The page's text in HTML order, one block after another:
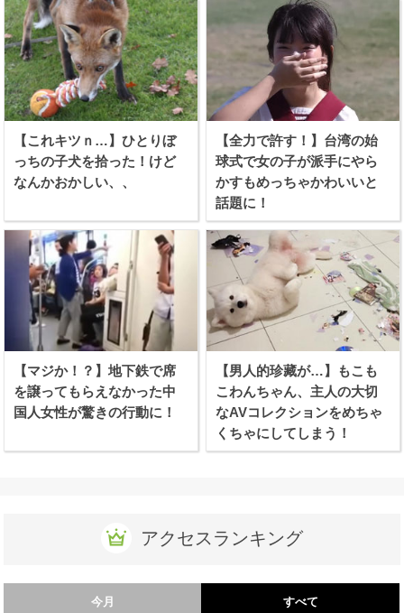
【これキツｎ…】ひとりぼ
っちの子犬を拾った！けど
なんかおかしい、、
【全力で許す！】台湾の始
球式で女の子が派手にやら
かすもめっちゃかわいいと
話題に！
【マジか！？】地下鉄で席
を譲ってもらえなかった中
国人女性が驚きの行動に！
【男人的珍藏が…】もこも
こわんちゃん、主人の大切
なAVコレクションをめちゃ
くちゃにしてしまう！
アクセスランキング
今月 すべて